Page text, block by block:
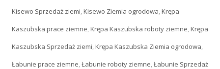
Kisewo Sprzedaż ziemi,Kisewo Ziemia ogrodowa,Krępa
Kaszubska prace ziemne,Krępa Kaszubska roboty ziemne,Krępa
Kaszubska Sprzedaż ziemi,Krępa Kaszubska Ziemia ogrodowa,
Łabunie prace ziemne,Łabunie roboty ziemne,Łabunie Sprzedaż